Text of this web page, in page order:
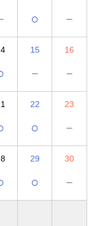
○ －
15
－
16
－
22
○
23
－
29
○
30
－